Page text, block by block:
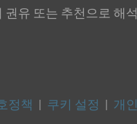
유 또는 추천으로 해
정책 쿠키 설정 개